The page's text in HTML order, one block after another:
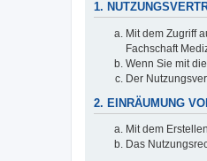
1.
Mit dem Zugriff
Fachschaft
Wenn Sie mit
Der
2. EINRÄUMUNG
Mit dem
Das